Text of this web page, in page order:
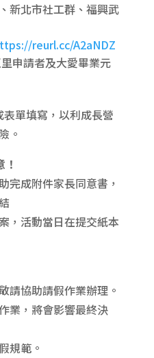
新北市社工群、福興武
reurl.cc/A2aNDZ
申請者及大愛畢業元
表單填寫，以利成長營
。
完成附件家長同意書，
，活動當日在提交紙本
請協助請假作業辦理。
業，將會影響最終決
規範。